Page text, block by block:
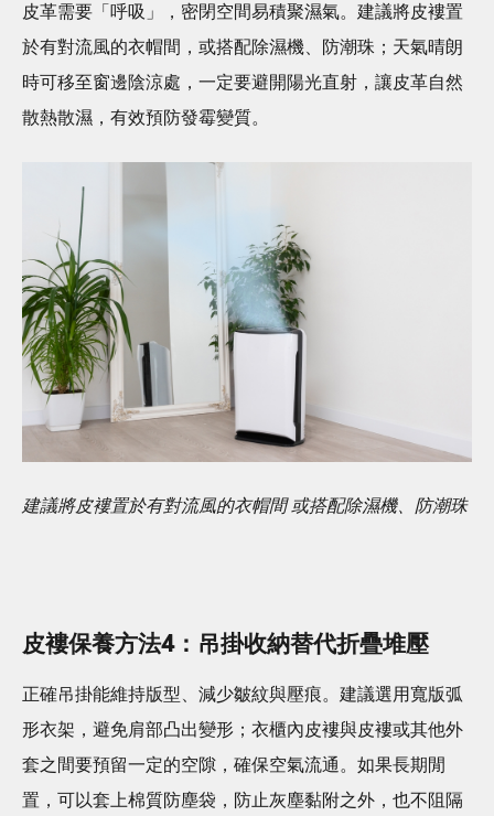
皮革需要「呼吸」，密閉空間易積聚濕氣。建議將皮褸置
於有對流風的衣帽間，或搭配除濕機、防潮珠；天氣晴朗
時可移至窗邊陰涼處，一定要避開陽光直射，讓皮革自然
散熱散濕，有效預防發霉變質。
建議將皮褸置於有對流風的衣帽間 或搭配除濕機、防潮珠
皮褸保養方法4：吊掛收納替代折疊堆壓
正確吊掛能維持版型、減少皺紋與壓痕。建議選用寬版弧
形衣架，避免肩部凸出變形；衣櫃內皮褸與皮褸或其他外
套之間要預留一定的空隙，確保空氣流通。如果長期閒
置，可以套上棉質防塵袋，防止灰塵黏附之外，也不阻隔